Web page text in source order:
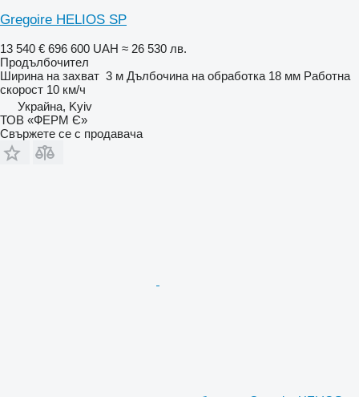
Gregoire HELIOS SP
13 540 € 696 600 UAH ≈ 26 530 лв.
Продълбочител
Ширина на захват 3 м Дълбочина на обработка 18 мм Работна
скорост 10 км/ч
Украйна, Kyiv
ТОВ «ФЕРМ Є»
Свържете се с продавача